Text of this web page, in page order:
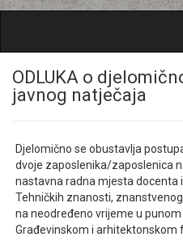
ODLUKA o
javnog natječaja
Djelomično se obustavlja
dvoje zaposlenika/zaposlenica
nastavna radna mjesta docenta
Tehničkih znanosti,
na neodređeno vrijeme u
Građevinskom i arhitektonskom